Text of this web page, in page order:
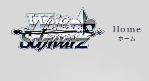
ァ
Home
ホーム